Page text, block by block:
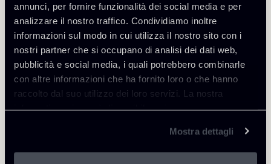
annunci, per fornire funzionalità dei social media e per
analizzare il nostro traffico. Condividiamo inoltre
informazioni sul modo in cui utilizza il nostro sito con i
nostri partner che si occupano di analisi dei dati web,
pubblicità e social media, i quali potrebbero combinarle
con altre informazioni che ha fornito loro o che hanno
raccolto dal suo utilizzo dei loro servizi. La nostra
informativa privacy è disponibilequi.
Mostra dettagli
Con 300 avvocati e commercialisti e 70 anni di
storia, Chiomenti costituisce il più importante
studio legale italiano con vocazione
internazionale, annoverando sedi a Roma, Milano,
Londra, Bruxelles, Pechino, Shanghai, Hong Kong
e New York.